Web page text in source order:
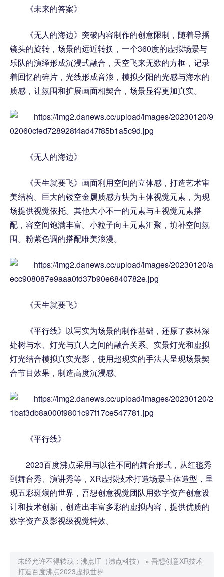
《未来的答案》
《无人的海边》突破内容制作的创意限制，随着导播
镜头的旋转，场景的远近转换，一个360度的虚拟场景与
乐队的演绎形成沉浸式融合，天空飞来无数的方框，记录
着回忆的碎片，光线形成音浪，模拟夕阳的光感与海水的
质感，让氛围和扩展画面相契合，场景显得更加真实。
《无人的海边》
《天生就要飞》画面利用空间的立体感，打造艺术审
美结构。巨大的镂空金属质感方块为主体视觉元素，为现
场提供视觉依托。其他大小不一的元素与主视觉元素搭
配，容空间饱满丰富。小粒子向主元素汇聚，填补空间氛
围。粉紫色调的搭配唯美浪漫。
《天生就要飞》
《平行线》以写实为场景的制作基础，还原了森林深
处树与水、灯光与真人之间的融合关系。实景灯光和虚拟
灯光结合模拟真实光影，使用超现实的手法去呈现场景契
合节目效果，制造高度沉浸感。
《平行线》
2023百度沸点采用与以往不同的舞台形式，从红毯秀
到舞台秀、演讲秀等，XR虚拟技术打造场景主体造型，呈
现五彩斑斓的世界，吾想创意视觉团队用数字资产创意设
计和技术创新，创造出丰富多彩的虚拟内容，提供优质的
数字资产及影视级视觉特效。
未经允许不得转载： 沸点IT（沸点科技） » 吾想创意XR技术
打造百度沸点2023虚拟世界